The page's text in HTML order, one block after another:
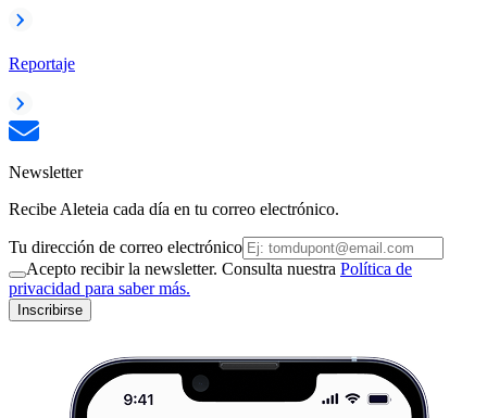
Reportaje
Newsletter
Recibe Aleteia cada día en tu correo electrónico.
Tu dirección de correo electrónico
Acepto recibir la newsletter. Consulta nuestra Política de
privacidad para saber más.
Inscribirse